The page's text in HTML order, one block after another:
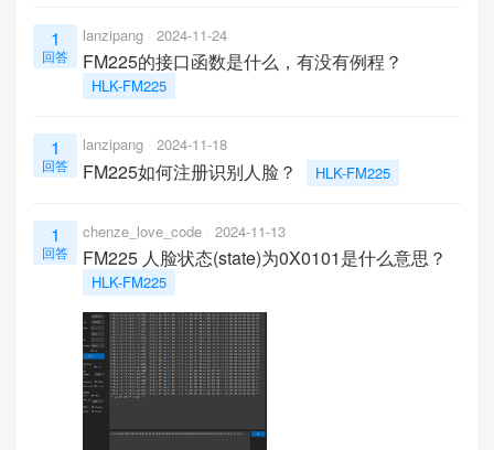
1
回答
lanzipang 2024-11-24
FM225的接口函数是什么，有没有例程？
HLK-FM225
1
回答
lanzipang 2024-11-18
FM225如何注册识别人脸？ HLK-FM225
1
回答
chenze_love_code 2024-11-13
FM225 人脸状态(state)为0X0101是什么意思？
HLK-FM225